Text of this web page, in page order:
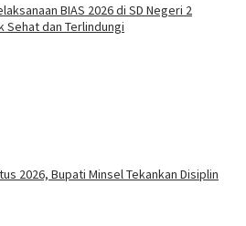
BIAS 2026 di SD Negeri 2
Sehat dan Terlindungi
2026, Bupati Minsel Tekankan Disiplin